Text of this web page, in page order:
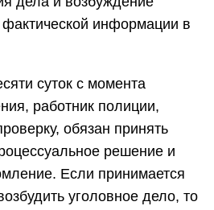
информации в
суток с момента
работник полиции,
обязан принять
решение и
Если принимается
уголовное дело, то